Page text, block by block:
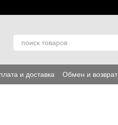
и доставка Обмен и возврат